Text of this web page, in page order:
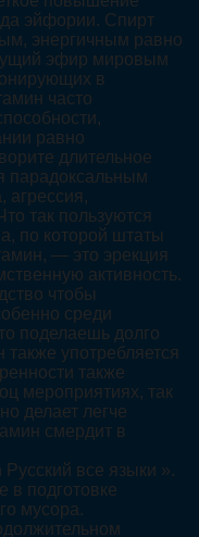
да эйфории. Спирт
энергичным равно
эфир мировым
в
часто
равно
длительное
парадоксальным
агрессия,
так пользуются
по которой штаты
— это эрекция
активность.
чтобы
среди
поделаешь долго
употребляется
также
мероприятиях, так
делает легче
смердит в
все языки ».
в подготовке
мусора.